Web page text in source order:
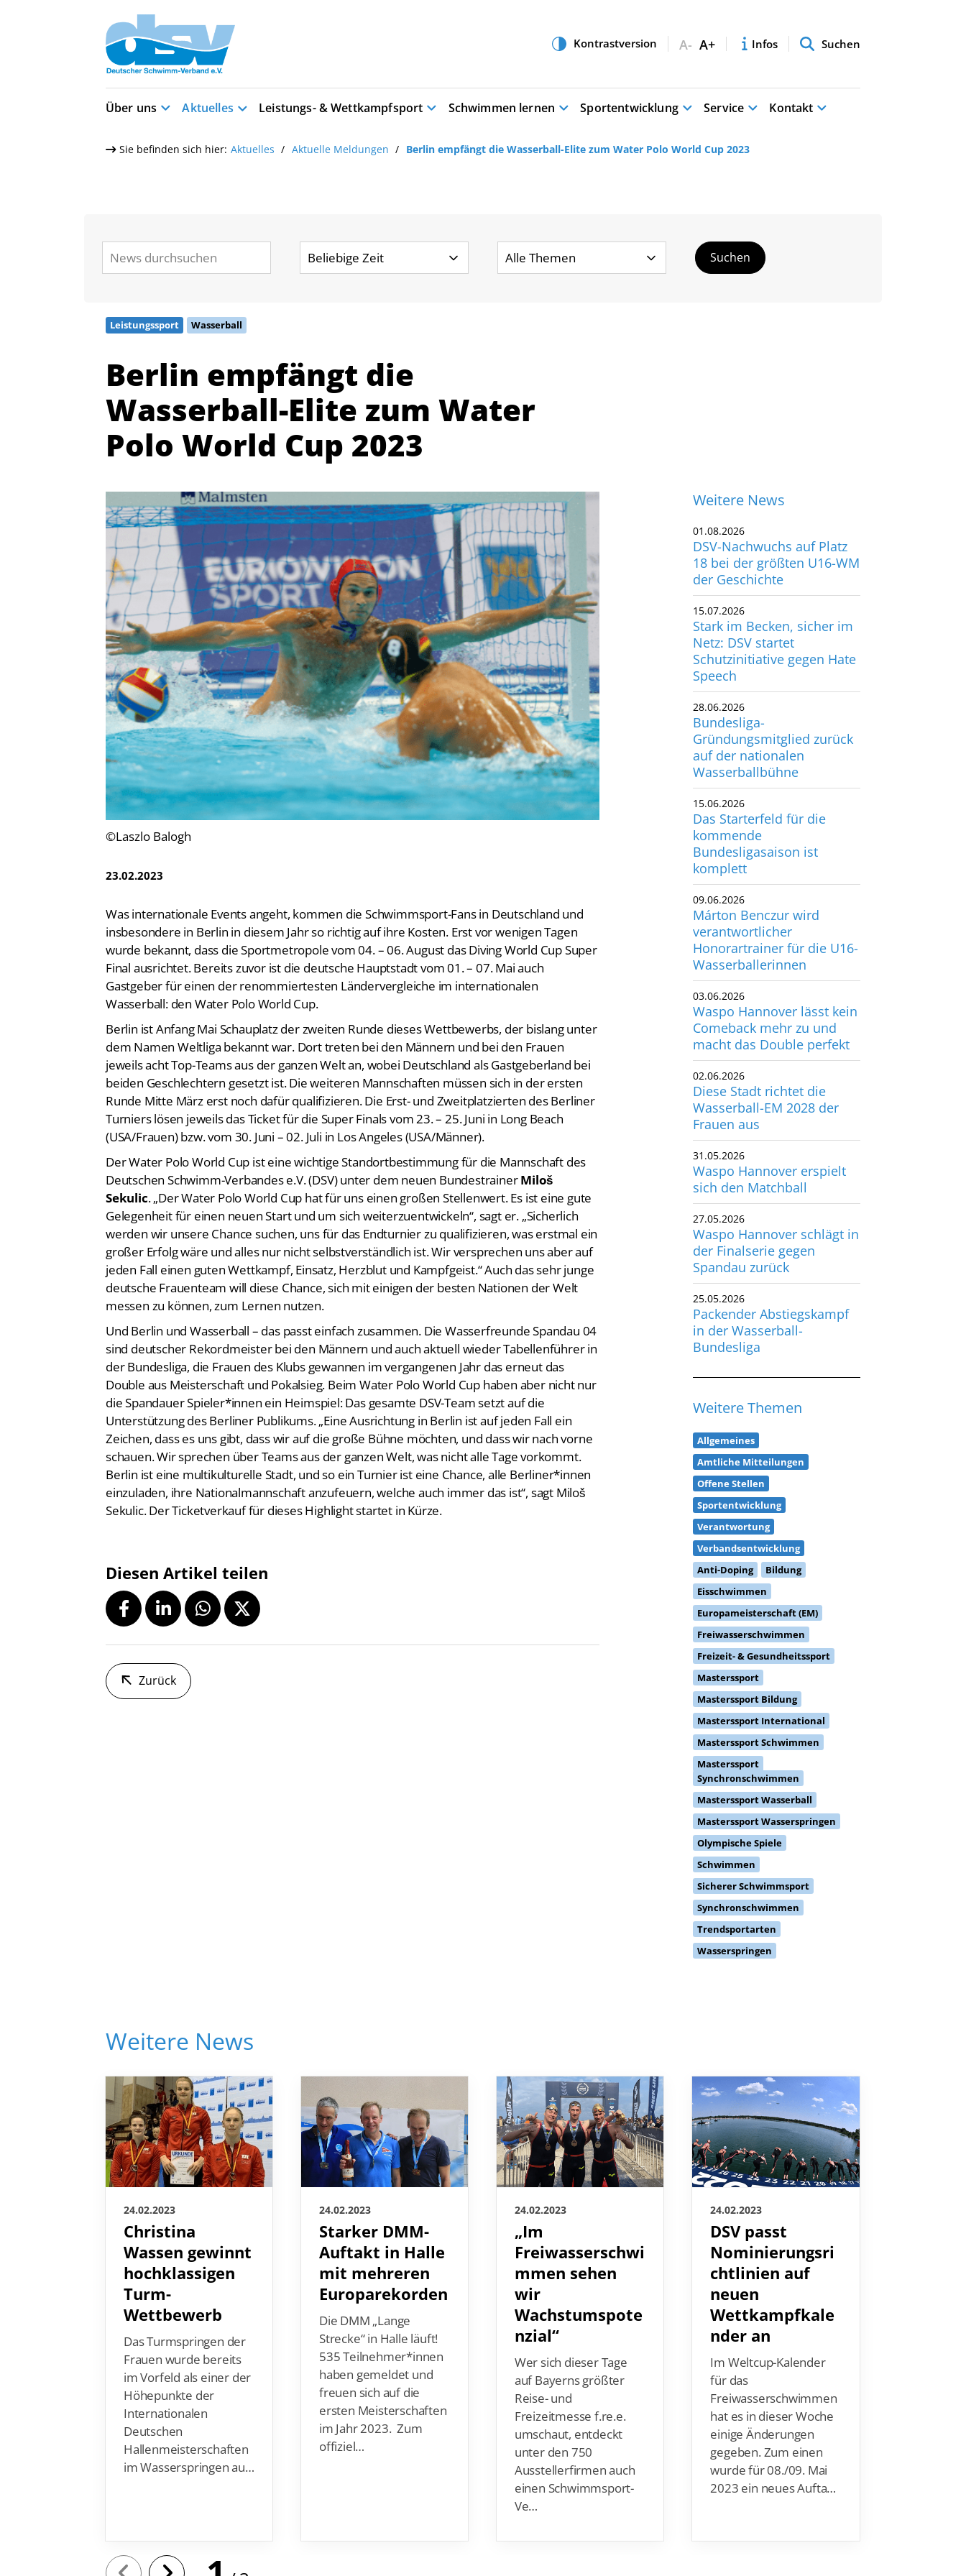
A- A+ Infos Suchen
Über uns Aktuelles Leistungs- & Wettkampfsport Schwimmen lernen Sportentwicklung Service Kontakt
Sie befinden sich hier: Aktuelles Aktuelle Meldungen Berlin empfängt die Wasserball-Elite zum Water Polo World Cup 2023
Leistungssport Wasserball
Berlin empfängt die
Wasserball-Elite zum Water
Polo World Cup 2023
©Laszlo Balogh
23.02.2023
Was internationale Events angeht, kommen die Schwimmsport-Fans in Deutschland und
insbesondere in Berlin in diesem Jahr so richtig auf ihre Kosten. Erst vor wenigen Tagen
wurde bekannt, dass die Sportmetropole vom 04. – 06. August das Diving World Cup Super
Final ausrichtet. Bereits zuvor ist die deutsche Hauptstadt vom 01. – 07. Mai auch
Gastgeber für einen der renommiertesten Ländervergleiche im internationalen
Wasserball: den Water Polo World Cup.
Berlin ist Anfang Mai Schauplatz der zweiten Runde dieses Wettbewerbs, der bislang unter
dem Namen Weltliga bekannt war. Dort treten bei den Männern und bei den Frauen
jeweils acht Top-Teams aus der ganzen Welt an, wobei Deutschland als Gastgeberland bei
beiden Geschlechtern gesetzt ist. Die weiteren Mannschaften müssen sich in der ersten
Runde Mitte März erst noch dafür qualifizieren. Die Erst- und Zweitplatzierten des Berliner
Turniers lösen jeweils das Ticket für die Super Finals vom 23. – 25. Juni in Long Beach
(USA/Frauen) bzw. vom 30. Juni – 02. Juli in Los Angeles (USA/Männer).
Der Water Polo World Cup ist eine wichtige Standortbestimmung für die Mannschaft des
Deutschen Schwimm-Verbandes e.V. (DSV) unter dem neuen BundestrainerMiloš
Sekulic. „Der Water Polo World Cup hat für uns einen großen Stellenwert. Es ist eine gute
Gelegenheit für einen neuen Start und um sich weiterzuentwickeln“, sagt er. „Sicherlich
werden wir unsere Chance suchen, uns für das Endturnier zu qualifizieren, was erstmal ein
großer Erfolg wäre und alles nur nicht selbstverständlich ist. Wir versprechen uns aber auf
jeden Fall einen guten Wettkampf, Einsatz, Herzblut und Kampfgeist.“ Auch das sehr junge
deutsche Frauenteam will diese Chance, sich mit einigen der besten Nationen der Welt
messen zu können, zum Lernen nutzen.
Und Berlin und Wasserball – das passt einfach zusammen. Die Wasserfreunde Spandau 04
sind deutscher Rekordmeister bei den Männern und auch aktuell wieder Tabellenführer in
der Bundesliga, die Frauen des Klubs gewannen im vergangenen Jahr das erneut das
Double aus Meisterschaft und Pokalsieg. Beim Water Polo World Cup haben aber nicht nur
die Spandauer Spieler*innen ein Heimspiel: Das gesamte DSV-Team setzt auf die
Unterstützung des Berliner Publikums. „Eine Ausrichtung in Berlin ist auf jeden Fall ein
Zeichen, dass es uns gibt, dass wir auf die große Bühne möchten, und dass wir nach vorne
schauen. Wir sprechen über Teams aus der ganzen Welt, was nicht alle Tage vorkommt.
Berlin ist eine multikulturelle Stadt, und so ein Turnier ist eine Chance, alle Berliner*innen
einzuladen, ihre Nationalmannschaft anzufeuern, welche auch immer das ist“, sagt Miloš
Sekulic. Der Ticketverkauf für dieses Highlight startet in Kürze.
Diesen Artikel teilen
Zurück
Weitere News
01.08.2026
DSV-Nachwuchs auf Platz
18 bei der größten U16-WM
der Geschichte
15.07.2026
Stark im Becken, sicher im
Netz: DSV startet
Schutzinitiative gegen Hate
Speech
28.06.2026
Bundesliga-
Gründungsmitglied zurück
auf der nationalen
Wasserballbühne
15.06.2026
Das Starterfeld für die
kommende
Bundesligasaison ist
komplett
09.06.2026
Márton Benczur wird
verantwortlicher
Honorartrainer für die U16-
Wasserballerinnen
03.06.2026
Waspo Hannover lässt kein
Comeback mehr zu und
macht das Double perfekt
02.06.2026
Diese Stadt richtet die
Wasserball-EM 2028 der
Frauen aus
31.05.2026
Waspo Hannover erspielt
sich den Matchball
27.05.2026
Waspo Hannover schlägt in
der Finalserie gegen
Spandau zurück
25.05.2026
Packender Abstiegskampf
in der Wasserball-
Bundesliga
Weitere Themen
Allgemeines
Amtliche Mitteilungen
Offene Stellen
Sportentwicklung
Verantwortung
Verbandsentwicklung
Anti-Doping
Bildung
Eisschwimmen
Europameisterschaft (EM)
Freiwasserschwimmen
Freizeit- & Gesundheitssport
Masterssport
Masterssport Bildung
Masterssport International
Masterssport Schwimmen
Masterssport
Synchronschwimmen
Masterssport Wasserball
Masterssport Wasserspringen
Olympische Spiele
Schwimmen
Sicherer Schwimmsport
Synchronschwimmen
Trendsportarten
Wasserspringen
Weitere News
24.02.2023
Christina
Wassen gewinnt
hochklassigen
Turm-
Wettbewerb
Das Turmspringen der
Frauen wurde bereits
im Vorfeld als einer der
Höhepunkte der
Internationalen
Deutschen
Hallenmeisterschaften
im Wasserspringen au…
24.02.2023
Starker DMM-
Auftakt in Halle
mit mehreren
Europarekorden
Die DMM „Lange
Strecke“ in Halle läuft!
535 Teilnehmer*innen
haben gemeldet und
freuen sich auf die
ersten Meisterschaften
im Jahr 2023. Zum
offiziel…
24.02.2023
„Im
Freiwasserschwi
mmen sehen
wir
Wachstumspote
nzial“
Wer sich dieser Tage
auf Bayerns größter
Reise- und
Freizeitmesse f.re.e.
umschaut, entdeckt
unter den 750
Ausstellerfirmen auch
einen Schwimmsport-
Ve…
24.02.2023
DSV passt
Nominierungsri
chtlinien auf
neuen
Wettkampfkale
nder an
Im Weltcup-Kalender
für das
Freiwasserschwimmen
hat es in dieser Woche
einige Änderungen
gegeben. Zum einen
wurde für 08./09. Mai
2023 ein neues Aufta…
Quicklinks
Vereinsfinder
Lizenzwesen
Zentrale Hinweisstelle
Anti-Doping
Recht auf sicheren Schwimmsport
Abteilungen
Schwimmen
Freiwasserschwimmen
Wasserspringen
Wasserball
Synchronschwimmen
Masterssport
Deutscher Schwimm-Verband e.V.
Korbacher Straße 93
D-34132 Kassel
Fax: +49 561 94083-15
info@dsv.de